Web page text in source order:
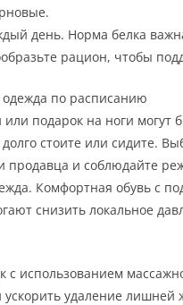
день. Норма белка
рацион, чтобы
по расписанию
подарок на ноги могут
стоите или сидите.
продавца и соблюдайте
Комфортная обувь с
снизить локальное
использованием
удаление лишней